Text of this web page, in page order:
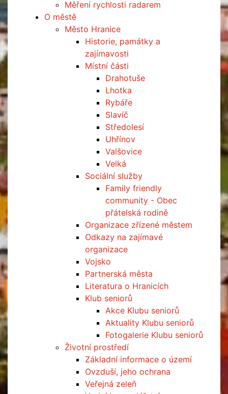
Měření rychlosti radarem
O městě
Město Hranice
Historie, památky a
zajímavosti
Místní části
Drahotuše
Lhotka
Rybáře
Slavíč
Středolesí
Uhřínov
Valšovice
Velká
Sociální služby
Family friendly
community - Obec
přátelská rodině
Organizace zřízené městem
Odkazy na zajímavé
organizace
Vojsko
Partnerská města
Literatura o Hranicích
Klub seniorů
Akce Klubu seniorů
Aktuality Klubu seniorů
Fotogalerie Klubu seniorů
Životní prostředí
Základní informace o území
Ovzduší, jeho ochrana
Veřejná zeleň